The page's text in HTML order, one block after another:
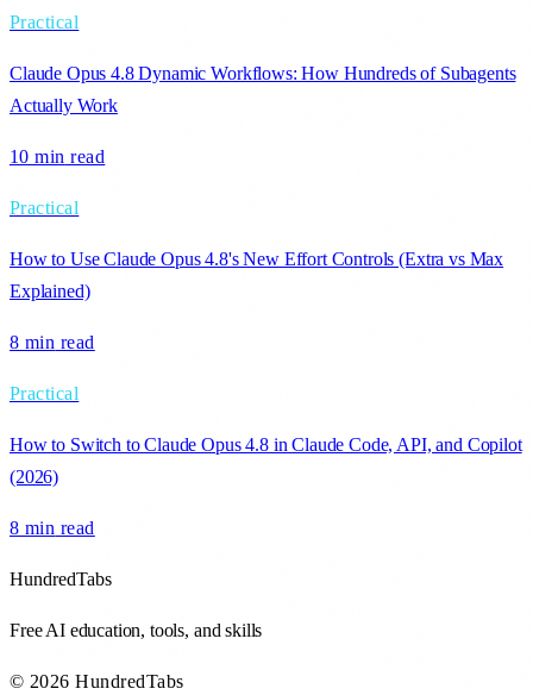
Practical
Claude Opus 4.8 Dynamic Workflows: How Hundreds of Subagents
Actually Work
10 min read
Practical
How to Use Claude Opus 4.8's New Effort Controls (Extra vs Max
Explained)
8 min read
Practical
How to Switch to Claude Opus 4.8 in Claude Code, API, and Copilot
(2026)
8 min read
HundredTabs
Free AI education, tools, and skills
© 2026 HundredTabs